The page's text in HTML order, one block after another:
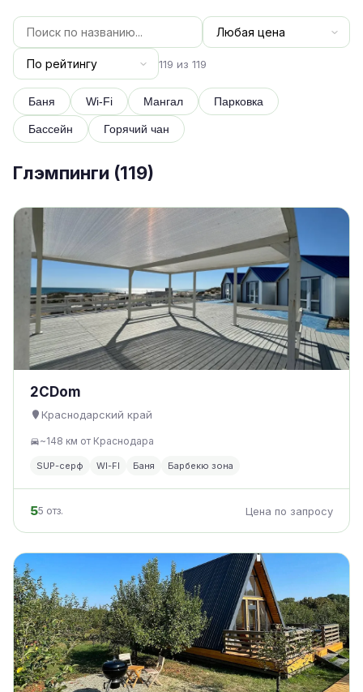
119 из 119
Баня Wi-Fi Мангал Парковка
Бассейн Горячий чан
Глэмпинги (119)
2CDom
Краснодарский край
~148 км от Краснодара
SUP-серф WI-FI Баня Барбекю зона
55 отз. Цена по запросу